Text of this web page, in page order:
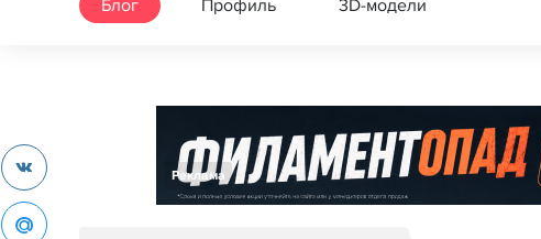
Блог Профиль 3D-модели
Реклама